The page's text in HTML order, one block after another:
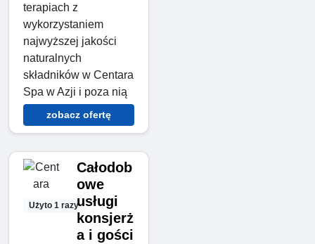
terapiach z
wykorzystaniem
najwyższej jakości
naturalnych
składników w Centara
Spa w Azji i poza nią
zobacz ofertę
Użyto 1 razy
Całodob
owe
usługi
konsjerż
a i gości